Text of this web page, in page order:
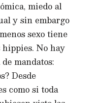
miedo al
y sin embargo
sexo tiene
hippies. No hay
mandatos:
Desde
como si toda